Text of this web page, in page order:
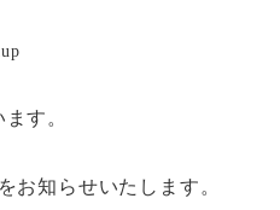
ー
す。
お知らせいたします。